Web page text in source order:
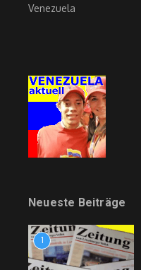
Venezuela
Neueste Beiträge
1